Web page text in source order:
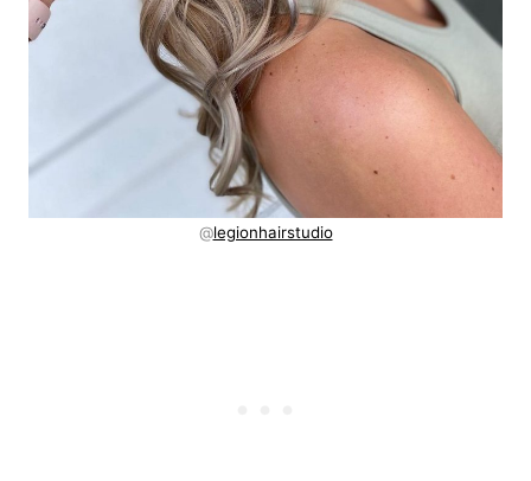
@legionhairstudio